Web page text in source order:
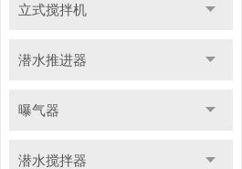
立式搅拌机
潜水推进器
曝气器
潜水搅拌器